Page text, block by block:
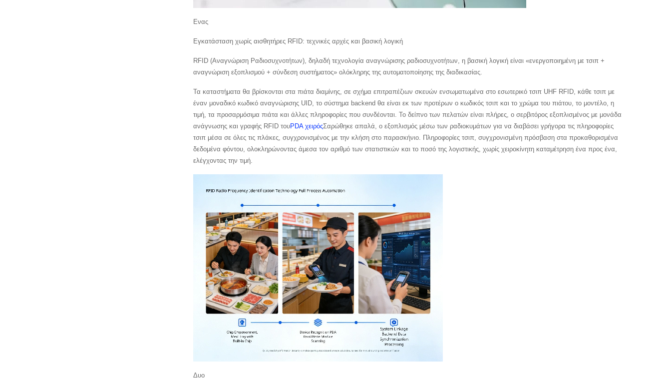
Ενας
Εγκατάσταση χωρίς αισθητήρες RFID: τεχνικές αρχές και βασική λογική
RFID (Αναγνώριση Ραδιοσυχνοτήτων), δηλαδή τεχνολογία αναγνώρισης ραδιοσυχνοτήτων, η βασική λογική είναι «ενεργοποιημένη με τσιπ +
αναγνώριση εξοπλισμού + σύνδεση συστήματος» ολόκληρης της αυτοματοποίησης της διαδικασίας.
Τα καταστήματα θα βρίσκονται στα πιάτα διαμίνης, σε σχήμα επιτραπέζιων σκευών ενσωματωμένα στο εσωτερικό τσιπ UHF RFID, κάθε τσιπ με
έναν μοναδικό κωδικό αναγνώρισης UID, το σύστημα backend θα είναι εκ των προτέρων ο κωδικός τσιπ και το χρώμα του πιάτου, το μοντέλο, η
τιμή, τα προσαρμόσιμα πιάτα και άλλες πληροφορίες που συνδέονται. Το δείπνο των πελατών είναι πλήρες, ο σερβιτόρος εξοπλισμένος με μονάδα
ανάγνωσης και γραφής RFID τουPDA χειρόςΣαρώθηκε απαλά, ο εξοπλισμός μέσω των ραδιοκυμάτων για να διαβάσει γρήγορα τις πληροφορίες
τσιπ μέσα σε όλες τις πλάκες, συγχρονισμένος με την κλήση στο παρασκήνιο. Πληροφορίες τσιπ, συγχρονισμένη πρόσβαση στα προκαθορισμένα
δεδομένα φόντου, ολοκληρώνοντας άμεσα τον αριθμό των στατιστικών και το ποσό της λογιστικής, χωρίς χειροκίνητη καταμέτρηση ένα προς ένα,
ελέγχοντας την τιμή.
Δυο